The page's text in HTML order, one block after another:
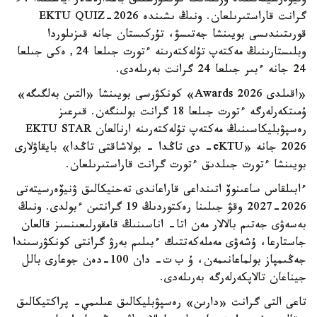
گرانت قاراستىرىلعان. ونىڭ ىشىندە EKTU QUIZ-2026
قورىتىندىسى بويىنشا جەتىسۋ، تۇركىستان جانە قىزىلوردا
وبلىستارىنىڭ مەكتەپ تۇلەكتەرىنە ءتورت جىلعا 24, ەكى جىلعا
24 جانە ءبىر جىلعا 24 گرانت بەرىلەدى.
«اقىلدى Awards 2026» كونكۋرسى بويىنشا «التىن بەلگىگە»
ۇمىتكەرلەرگە ءتورت جىلعا 18 گرانت بولىنگەن. قىرعىز
رەسپۋبليكاسىنىڭ مەكتەپ تۇلەكتەرىنە ارنالعان EKTU STAR
2026 جانە «eKTU- دى تاڭدا - بولاشاقتى تاڭدا» بايقاۋلارى
بويىنشا ءتورت جىلدىق ءتورت گرانت قاراستىرىلعان.
ءابىلقاس ساعىنوۆ اتىنداعى قاراعاندى تەحنيكالىق ۋنيۆەرسيتەتى
2026-2027 وقۋ جىلىنا رەكتوردىڭ 19 گرانتىن ءبولدى. ونىڭ
بەسەۋى جەتىم بالالار مەن اتا- اناسىنىڭ قامقورلىعىنسىز قالعان
جاستارعا، ۇشەۋى مەملەكەتتىك ءبىلىم بەرۋ گرانتى كونكۋرسىندا
جەڭىمپاز بولماعانىمەن، ۇ ب ت- دان 100-دەن جوعارى بالل
جيناعان تالاپكەرلەرگە بەرىلەدى.
تاعى التى گرانت «دارىن» رەسپۋبليكالىق عىلىمي- پراكتيكالىق